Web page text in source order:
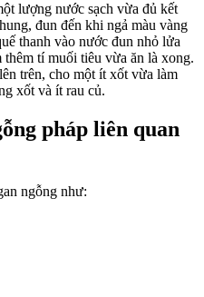
lượng nước sạch vừa đủ kết
đun đến khi ngả màu vàng
thanh vào nước đun nhỏ lửa
tí muối tiêu vừa ăn là xong.
trên, cho một ít xốt vừa làm
xốt và ít rau củ.
pháp liên quan
ngỗng như: